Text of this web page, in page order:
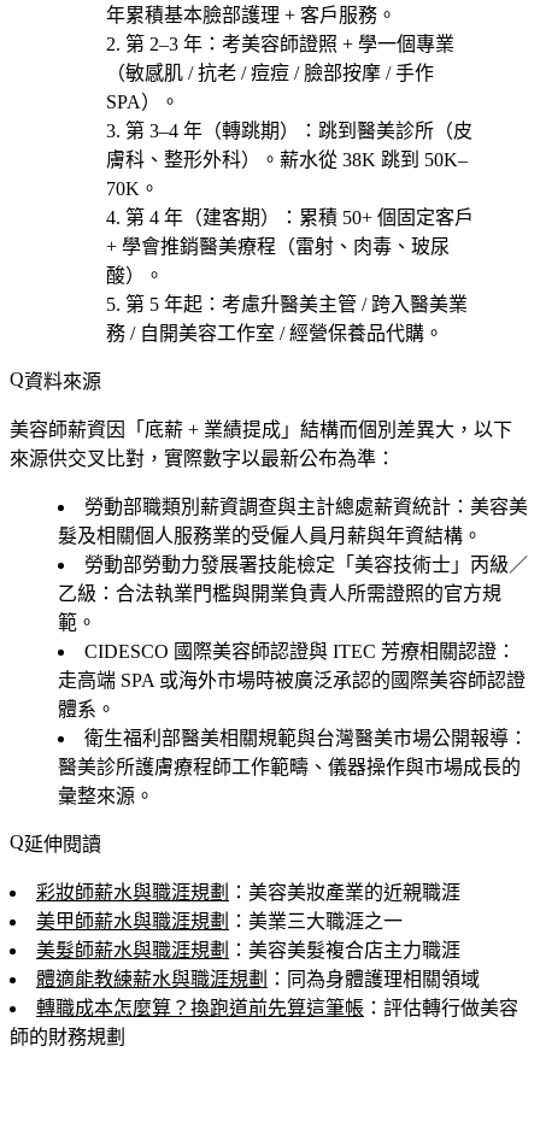
年累積基本臉部護理 + 客戶服務。
第 2–3 年 ：考美容師證照 + 學一個專業
（敏感肌 / 抗老 / 痘痘 / 臉部按摩 / 手作
SPA）。
第 3–4 年（轉跳期）
：跳到 醫美診所 （皮
膚科、整形外科）。薪水從 38K 跳到 50K–
70K。
第 4 年（建客期）
：累積 50+ 個固定客戶
+ 學會推銷醫美療程（雷射、肉毒、玻尿
酸）。
第 5 年起 ：考慮升醫美主管 / 跨入醫美業
務 / 自開美容工作室 / 經營保養品代購 。
資料來源
美容師薪資因「底薪 + 業績提成」結構而個別差異大，以下
來源供交叉比對，實際數字以最新公布為準：
勞動部職類別薪資調查與主計總處薪資統計 ：美容美
髮及相關個人服務業的受僱人員月薪與年資結構。
勞動部勞動力發展署技能檢定「美容技術士」丙級／
乙級 ：合法執業門檻與開業負責人所需證照的官方規
範。
CIDESCO 國際美容師認證與 ITEC 芳療相關認證 ：
走高端 SPA 或海外市場時被廣泛承認的國際美容師認證
體系。
衛生福利部醫美相關規範與台灣醫美市場公開報導 ：
醫美診所護膚療程師工作範疇、儀器操作與市場成長的
彙整來源。
延伸閱讀
彩妝師薪水與職涯規劃 ：美容美妝產業的近親職涯
美甲師薪水與職涯規劃 ：美業三大職涯之一
美髮師薪水與職涯規劃 ：美容美髮複合店主力職涯
體適能教練薪水與職涯規劃 ：同為身體護理相關領域
轉職成本怎麼算？換跑道前先算這筆帳 ：評估轉行做美容
師的財務規劃